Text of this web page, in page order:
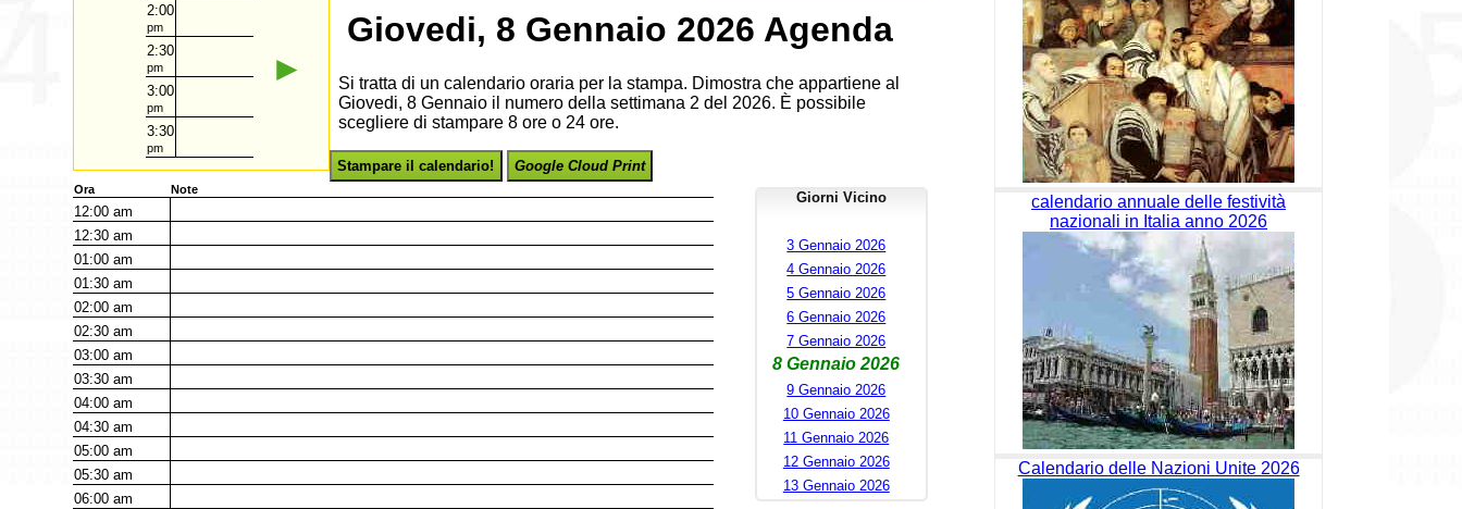
2:00
pm
2:30
pm
3:00
pm
3:30
pm
►
Giovedi, 8 Gennaio 2026 Agenda
Si tratta di un calendario oraria per la stampa. Dimostra che appartiene al
Giovedi, 8 Gennaio il numero della settimana 2 del 2026. È possibile
scegliere di stampare 8 ore o 24 ore.
Stampare il calendario! Google Cloud Print
Ora Note
12:00am
12:30am
01:00am
01:30am
02:00am
02:30am
03:00am
03:30am
04:00am
04:30am
05:00am
05:30am
06:00am
Giorni Vicino
3 Gennaio 2026
4 Gennaio 2026
5 Gennaio 2026
6 Gennaio 2026
7 Gennaio 2026
8 Gennaio 2026
9 Gennaio 2026
10 Gennaio 2026
11 Gennaio 2026
12 Gennaio 2026
13 Gennaio 2026
calendario annuale delle festività
nazionali in Italia anno 2026
Calendario delle Nazioni Unite 2026